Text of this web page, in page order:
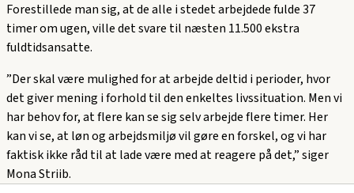
Forestillede man sig, at de alle i stedet arbejdede fulde 37
timer om ugen, ville det svare til næsten 11.500 ekstra
fuldtidsansatte.
”Der skal være mulighed for at arbejde deltid i perioder, hvor
det giver mening i forhold til den enkeltes livssituation. Men vi
har behov for, at flere kan se sig selv arbejde flere timer. Her
kan vi se, at løn og arbejdsmiljø vil gøre en forskel, og vi har
faktisk ikke råd til at lade være med at reagere på det,” siger
Mona Striib.